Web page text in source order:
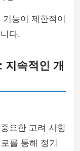
능이 제한적이
다.
지속적인 개
요한 고려 사항
를 통해 정기